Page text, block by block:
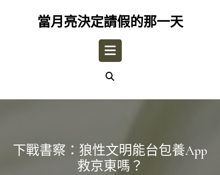
當月亮決定請假的那一天
Open
下戰書察：狼性文明能台包養app
救京東嗎？